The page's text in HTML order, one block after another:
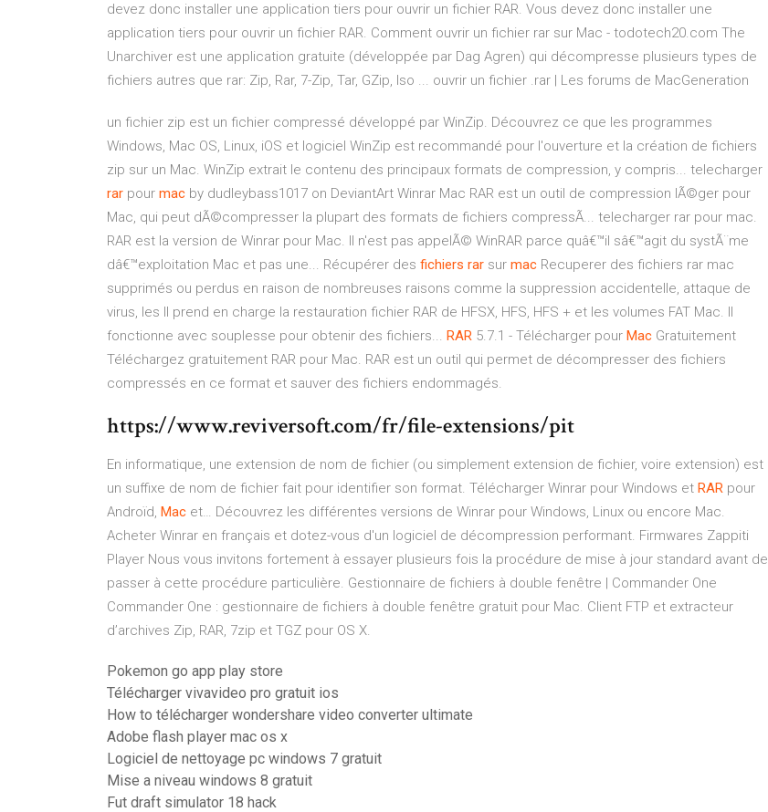
devez donc installer une application tiers pour ouvrir un fichier RAR. Vous devez donc installer une
application tiers pour ouvrir un fichier RAR. Comment ouvrir un fichier rar sur Mac - todotech20.com The
Unarchiver est une application gratuite (développée par Dag Agren) qui décompresse plusieurs types de
fichiers autres que rar: Zip, Rar, 7-Zip, Tar, GZip, Iso ... ouvrir un fichier .rar | Les forums de MacGeneration
un fichier zip est un fichier compressé développé par WinZip. Découvrez ce que les programmes
Windows, Mac OS, Linux, iOS et logiciel WinZip est recommandé pour l'ouverture et la création de fichiers
zip sur un Mac. WinZip extrait le contenu des principaux formats de compression, y compris... telecharger
rar pour mac by dudleybass1017 on DeviantArt Winrar Mac RAR est un outil de compression lÃ©ger pour
Mac, qui peut dÃ©compresser la plupart des formats de fichiers compressÃ... telecharger rar pour mac.
RAR est la version de Winrar pour Mac. Il n'est pas appelÃ© WinRAR parce quâ€™il sâ€™agit du systÃ¨me
dâ€™exploitation Mac et pas une... Récupérer des fichiers rar sur mac Recuperer des fichiers rar mac
supprimés ou perdus en raison de nombreuses raisons comme la suppression accidentelle, attaque de
virus, les Il prend en charge la restauration fichier RAR de HFSX, HFS, HFS + et les volumes FAT Mac. Il
fonctionne avec souplesse pour obtenir des fichiers... RAR 5.7.1 - Télécharger pour Mac Gratuitement
Téléchargez gratuitement RAR pour Mac. RAR est un outil qui permet de décompresser des fichiers
compressés en ce format et sauver des fichiers endommagés.
https://www.reviversoft.com/fr/file-extensions/pit
En informatique, une extension de nom de fichier (ou simplement extension de fichier, voire extension) est
un suffixe de nom de fichier fait pour identifier son format. Télécharger Winrar pour Windows et RAR pour
Androïd, Mac et… Découvrez les différentes versions de Winrar pour Windows, Linux ou encore Mac.
Acheter Winrar en français et dotez-vous d'un logiciel de décompression performant. Firmwares Zappiti
Player Nous vous invitons fortement à essayer plusieurs fois la procédure de mise à jour standard avant de
passer à cette procédure particulière. Gestionnaire de fichiers à double fenêtre | Commander One
Commander One : gestionnaire de fichiers à double fenêtre gratuit pour Mac. Client FTP et extracteur
d’archives Zip, RAR, 7zip et TGZ pour OS X.
Pokemon go app play store
Télécharger vivavideo pro gratuit ios
How to télécharger wondershare video converter ultimate
Adobe flash player mac os x
Logiciel de nettoyage pc windows 7 gratuit
Mise a niveau windows 8 gratuit
Fut draft simulator 18 hack